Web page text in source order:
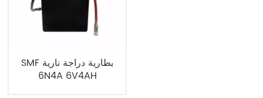
SMF بطارية دراجة نارية
6N4A 6V4AH